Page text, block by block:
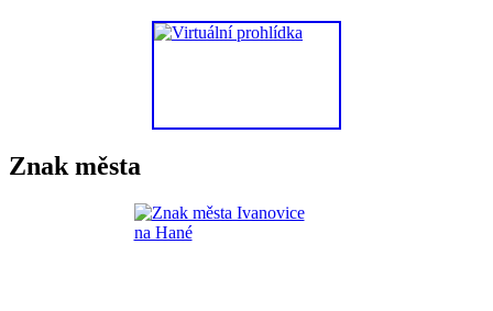
Znak města